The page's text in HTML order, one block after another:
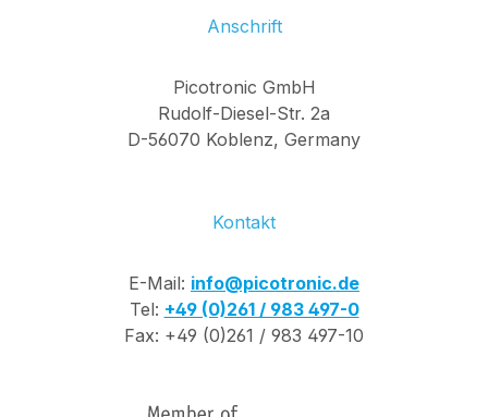
Anschrift
Picotronic GmbH
Rudolf-Diesel-Str. 2a
D-56070 Koblenz, Germany
Kontakt
E-Mail: info@picotronic.de
Tel: +49 (0)261 / 983 497-0
Fax: +49 (0)261 / 983 497-10